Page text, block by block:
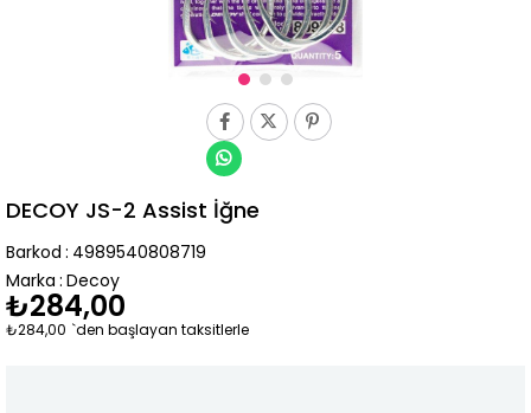
DECOY JS-2 Assist İğne
Barkod : 4989540808719
Marka : Decoy
₺284,00
₺284,00 `den başlayan taksitlerle